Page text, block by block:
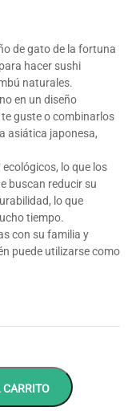
de gato de la fortuna
hacer sushi
naturales.
en un diseño
guste o combinarlos
asiática japonesa,
lo que los
buscan reducir su
lo que
tiempo.
con su familia y
puede utilizarse como